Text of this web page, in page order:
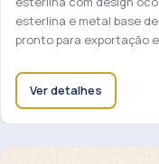
esterlina e metal base
pronto para exportação
Ver detalhes